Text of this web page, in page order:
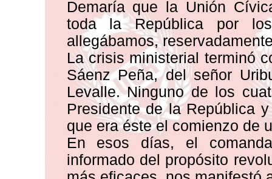
Demaría que la Unión
toda la República por
allegábamos,
La crisis ministerial terminó
Sáenz Peña, del señor
Levalle. Ninguno de los
Presidente de la República
que era éste el comienzo de
En esos días, el
informado del propósito